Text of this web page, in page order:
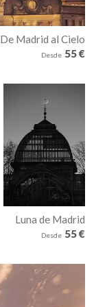
De Madrid al Cielo
Desde 55 €
Luna de Madrid
Desde 55 €